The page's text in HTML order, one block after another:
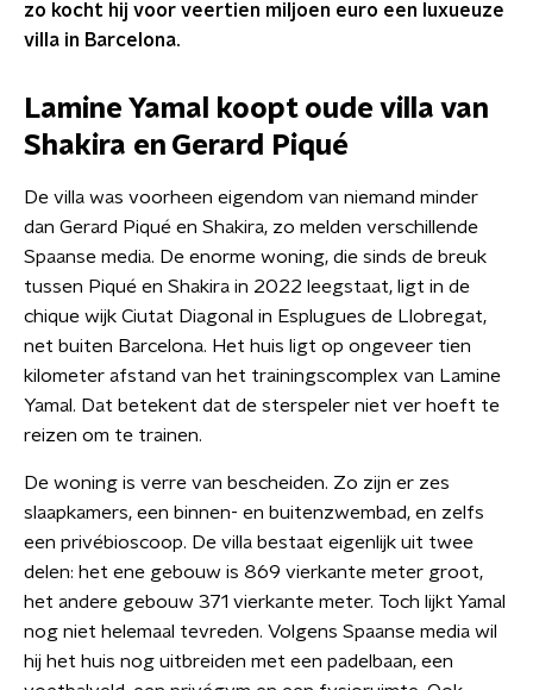
zo kocht hij voor veertien miljoen euro een luxueuze
villa in Barcelona.
Lamine Yamal koopt oude villa van
Shakira en Gerard Piqué
De villa was voorheen eigendom van niemand minder
dan Gerard Piqué en Shakira, zo melden verschillende
Spaanse media. De enorme woning, die sinds de breuk
tussen Piqué en Shakira in 2022 leegstaat, ligt in de
chique wijk Ciutat Diagonal in Esplugues de Llobregat,
net buiten Barcelona. Het huis ligt op ongeveer tien
kilometer afstand van het trainingscomplex van Lamine
Yamal. Dat betekent dat de sterspeler niet ver hoeft te
reizen om te trainen.
De woning is verre van bescheiden. Zo zijn er zes
slaapkamers, een binnen- en buitenzwembad, en zelfs
een privébioscoop. De villa bestaat eigenlijk uit twee
delen: het ene gebouw is 869 vierkante meter groot,
het andere gebouw 371 vierkante meter. Toch lijkt Yamal
nog niet helemaal tevreden. Volgens Spaanse media wil
hij het huis nog uitbreiden met een padelbaan, een